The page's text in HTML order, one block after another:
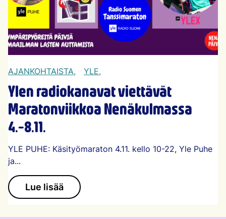
AJANKOHTAISTA, YLE,
Ylen radiokanavat viettävät
Maratonviikkoa Nenäkulmassa
4.-8.11.
YLE PUHE: Käsityömaraton 4.11. kello 10-22, Yle Puhe
ja...
Lue lisää